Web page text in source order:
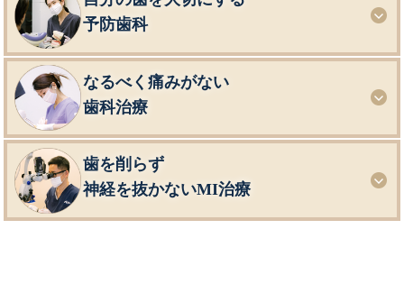
予防歯科
なるべく痛みがない
歯科治療
歯を削らず
神経を抜かないMI治療